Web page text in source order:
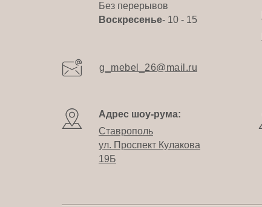
g_mebel_26@mail.ru
Без перерывов
Воскресенье- 10 - 15
Адрес шоу-рума:
Ставрополь
ул. Проспект Кулакова
19Б